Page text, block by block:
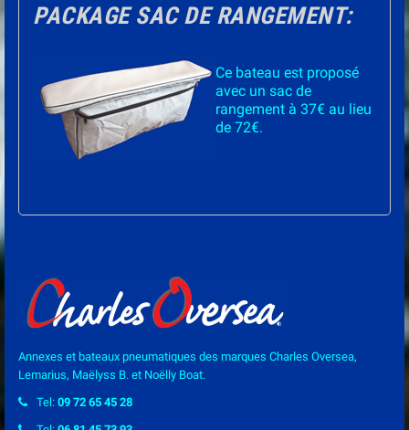
PACKAGE SAC DE RANGEMENT:
Ce bateau est proposé
avec un sac de
rangement à 37€ au lieu
de 72€.
Annexes et bateaux pneumatiques des marques Charles Oversea,
Lemarius, Maëlyss B. et Noëlly Boat.
Tel: 09 72 65 45 28